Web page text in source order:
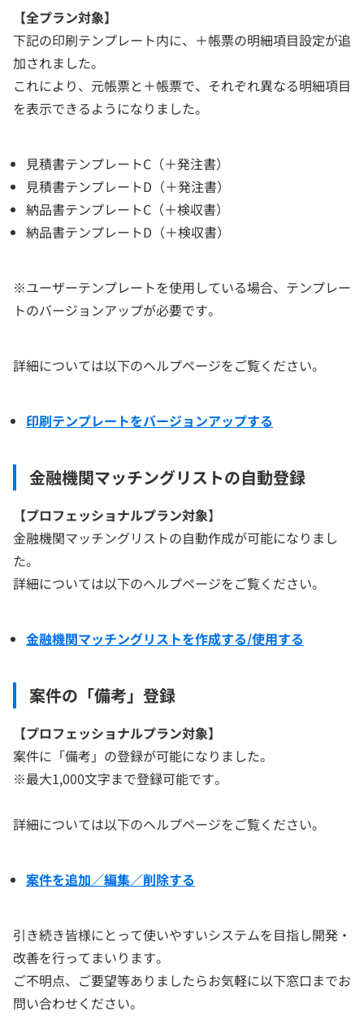
【全プラン対象】
下記の印刷テンプレート内に、＋帳票の明細項目設定が追
加されました。
これにより、元帳票と＋帳票で、それぞれ異なる明細項目
を表示できるようになりました。
見積書テンプレートC（＋発注書）
見積書テンプレートD（＋発注書）
納品書テンプレートC（＋検収書）
納品書テンプレートD（＋検収書）
※ユーザーテンプレートを使用している場合、テンプレー
トのバージョンアップが必要です。
詳細については以下のヘルプページをご覧ください。
印刷テンプレートをバージョンアップする
金融機関マッチングリストの自動登録
【プロフェッショナルプラン対象】
金融機関マッチングリストの自動作成が可能になりまし
た。
詳細については以下のヘルプページをご覧ください。
金融機関マッチングリストを作成する/使用する
案件の「備考」登録
【プロフェッショナルプラン対象】
案件に「備考」の登録が可能になりました。
※最大1,000文字まで登録可能です。
詳細については以下のヘルプページをご覧ください。
案件を追加／編集／削除する
引き続き皆様にとって使いやすいシステムを目指し開発・
改善を行ってまいります。
ご不明点、ご要望等ありましたらお気軽に以下窓口までお
問い合わせください。